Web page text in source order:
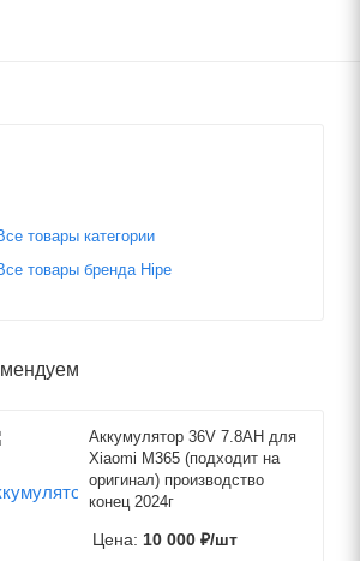
товары категории
товары бренда Hipe
Аккумулятор 36V 7.8AH для
Xiaomi M365 (подходит на
оригинал) производство
конец 2024г
Цена: 10 000 ₽/шт